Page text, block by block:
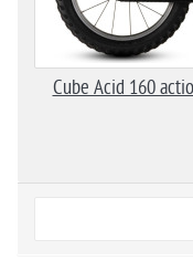
Cube Acid 160